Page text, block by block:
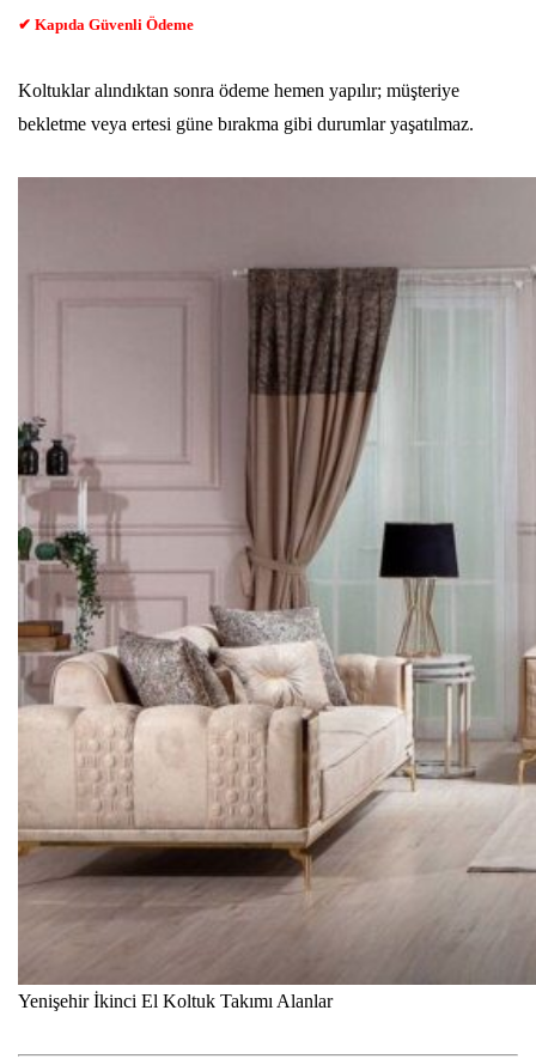
✔ Kapıda Güvenli Ödeme
Koltuklar alındıktan sonra ödeme hemen yapılır; müşteriye
bekletme veya ertesi güne bırakma gibi durumlar yaşatılmaz.
Yenişehir İkinci El Koltuk Takımı Alanlar